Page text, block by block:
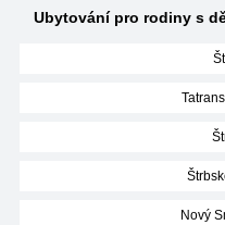
Ubytování pro rodiny s
Nový